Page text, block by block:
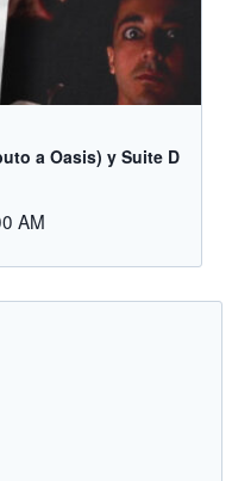
a Oasis) y Suite D
AM